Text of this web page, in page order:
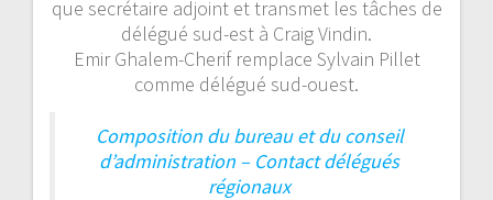
que secrétaire adjoint et transmet les tâches de
délégué sud-est à Craig Vindin.
Emir Ghalem-Cherif remplace Sylvain Pillet
comme délégué sud-ouest.
Composition du bureau et du conseil
d’administration – Contact délégués
régionaux